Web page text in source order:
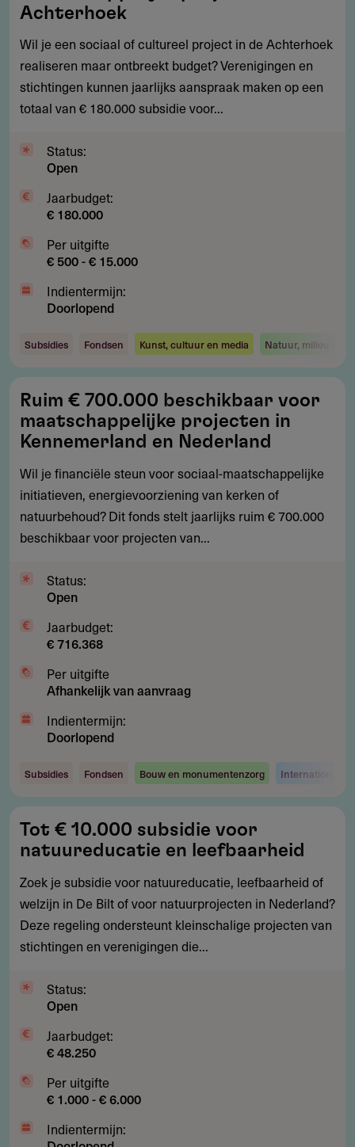
180.000
voor
maatschappelijke
projecten
in
Achterhoek
Achterhoek
Wil je een sociaal of cultureel project in de Achterhoek
realiseren maar ontbreekt budget? Verenigingen en
stichtingen kunnen jaarlijks aanspraak maken op een
totaal van € 180.000 subsidie voor...
Status:
Open
Jaarbudget:
€ 180.000
Per uitgifte
€ 500 - € 15.000
Indientermijn:
Doorlopend
Subsidies Fondsen Kunst, cultuur en media Natuur, milieu en
€
700.000
beschikbaar
voor
maatschappelijke
projecten
in
en
Nederland
Ruim € 700.000 beschikbaar voor
maatschappelijke projecten in
Kennemerland en Nederland
Wil je financiële steun voor sociaal-maatschappelijke
initiatieven, energievoorziening van kerken of
natuurbehoud? Dit fonds stelt jaarlijks ruim € 700.000
beschikbaar voor projecten van...
Status:
Open
Jaarbudget:
€ 716.368
Per uitgifte
Afhankelijk van aanvraag
Indientermijn:
Doorlopend
Subsidies Fondsen Bouw en monumentenzorg Internationaal
€
10.000
subsidie
voor
natuureducatie
en
Tot € 10.000 subsidie voor
natuureducatie en leefbaarheid
Zoek je subsidie voor natuureducatie, leefbaarheid of
welzijn in De Bilt of voor natuurprojecten in Nederland?
Deze regeling ondersteunt kleinschalige projecten van
stichtingen en verenigingen die...
Status:
Open
Jaarbudget:
€ 48.250
Per uitgifte
€ 1.000 - € 6.000
Indientermijn: